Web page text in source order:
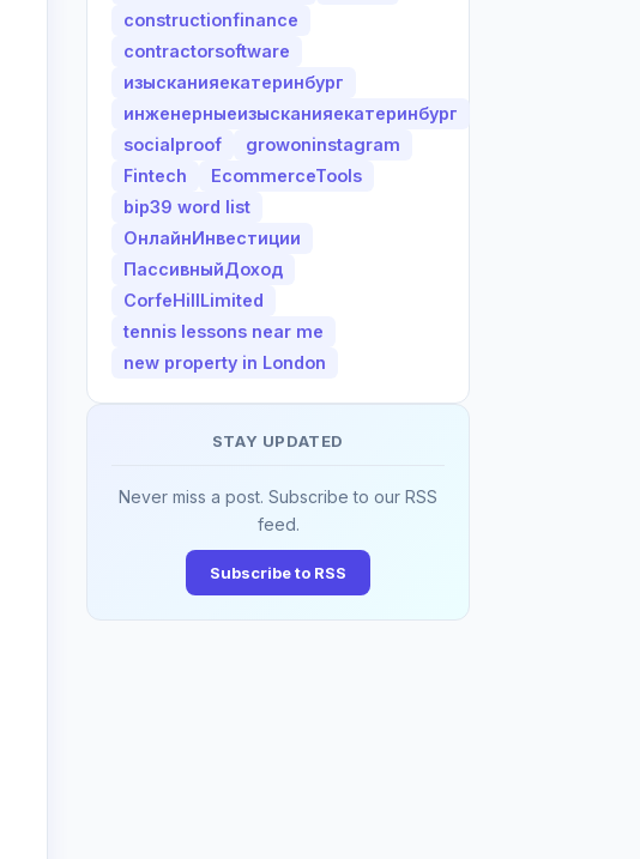
constructionfinance
contractorsoftware
изысканияекатеринбург
инженерныеизысканияекатеринбург
socialproof
growoninstagram
Fintech
EcommerceTools
bip39 word list
ОнлайнИнвестиции
ПассивныйДоход
CorfeHillLimited
tennis lessons near me
new property in London
STAY UPDATED
Never miss a post. Subscribe to our RSS
feed.
Subscribe to RSS